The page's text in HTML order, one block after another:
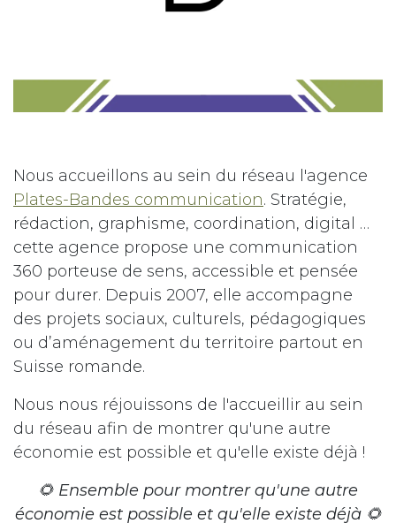
Nous accueillons au sein du réseau l'agence
Plates-Bandes communication. Stratégie,
rédaction, graphisme, coordination, digital …
cette agence propose une communication
360 porteuse de sens, accessible et pensée
pour durer. Depuis 2007, elle accompagne
des projets sociaux, culturels, pédagogiques
ou d’aménagement du territoire partout en
Suisse romande.
Nous nous réjouissons de l'accueillir au sein
du réseau afin de montrer qu'une autre
économie est possible et qu'elle existe déjà !
🌻 Ensemble pour montrer qu'une autre
économie est possible et qu'elle existe déjà 🌻